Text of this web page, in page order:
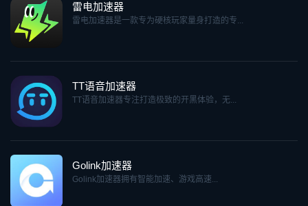
雷电加速器
雷电加速器是一款专为硬核玩家量身打造的专...
TT语音加速器
TT语音加速器专注打造极致的开黑体验，无...
Golink加速器
Golink加速器拥有智能加速、游戏高速...